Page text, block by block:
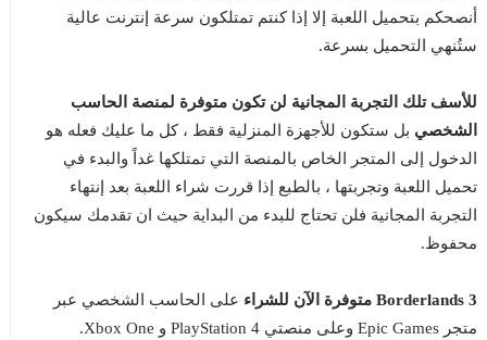
أنصحكم بتحميل اللعبة إلا إذا كنتم تمتلكون سرعة إنترنت عالية
ستُنهي التحميل بسرعة.
للأسف تلك التجربة المجانية لن تكون متوفرة لمنصة الحاسب
الشخصي بل ستكون للأجهزة المنزلية فقط ، كل ما عليك فعله هو
الدخول إلى المتجر الخاص بالمنصة التي تمتلكها غداً والبدء في
تحميل اللعبة وتجربتها ، بالطبع إذا قررت شراء اللعبة بعد إنتهاء
التجربة المجانية فلن تحتاج للبدء من البداية حيث ان تقدمك سيكون
محفوظ.
Borderlands 3 متوفرة الآن للشراء
على الحاسب الشخصي عبر
متجر Epic Games وعلى منصتي PlayStation 4 و Xbox One.